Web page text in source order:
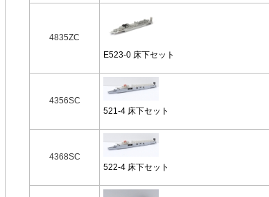
4835ZC
E523-0 床下セット
4356SC
521-4 床下セット
4368SC
522-4 床下セット